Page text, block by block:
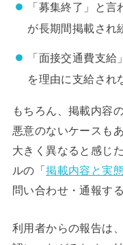
「募集終了」と
が長期間掲載され
「面接交通費支
を理由に支給され
もちろん、掲載内容
悪意のないケースも
大きく異なると感じ
ルの「掲載内容と実
問い合わせ・通報す
利用者からの報告は